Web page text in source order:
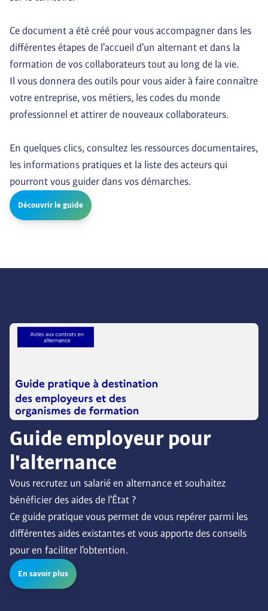
Ce document a été créé pour vous accompagner dans les
différentes étapes de l’accueil d’un alternant et dans la
formation de vos collaborateurs tout au long de la vie.
Il vous donnera des outils pour vous aider à faire connaître
votre entreprise, vos métiers, les codes du monde
professionnel et attirer de nouveaux collaborateurs.
En quelques clics, consultez les ressources documentaires,
les informations pratiques et la liste des acteurs qui
pourront vous guider dans vos démarches.
Découvrir le guide
Guide employeur pour
l'alternance
Vous recrutez un salarié en alternance et souhaitez
bénéficier des aides de l’État ?
Ce guide pratique vous permet de vous repérer parmi les
différentes aides existantes et vous apporte des conseils
pour en faciliter l’obtention.
En savoir plus